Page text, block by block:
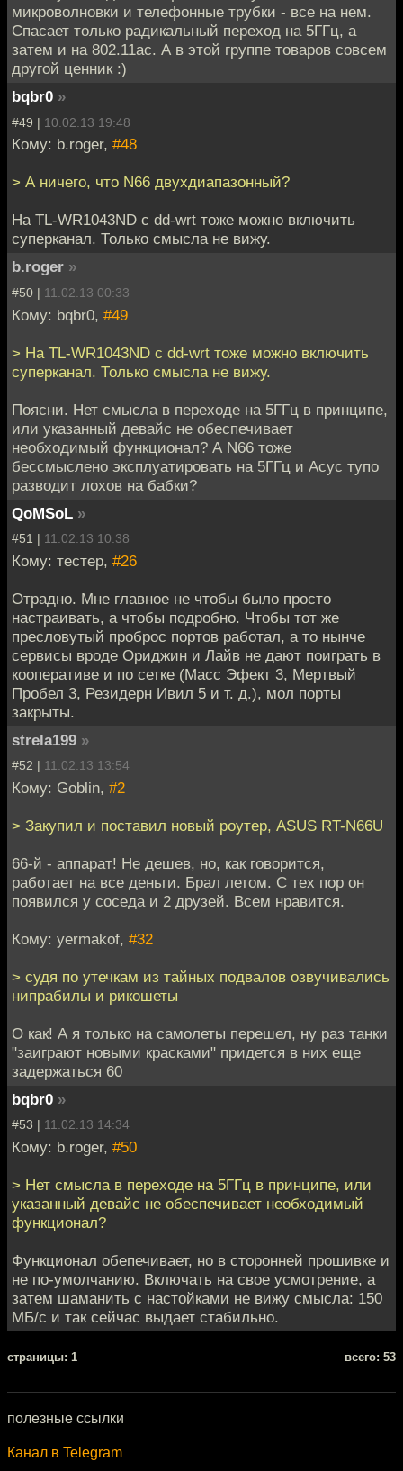
микроволновки и телефонные трубки - все на нем.
Спасает только радикальный переход на 5ГГц, а
затем и на 802.11ac. А в этой группе товаров совсем
другой ценник :)
bqbr0 »
#49 | 10.02.13 19:48
Кому: b.roger, #48
> А ничего, что N66 двухдиапазонный?
На TL-WR1043ND с dd-wrt тоже можно включить
суперканал. Только смысла не вижу.
b.roger »
#50 | 11.02.13 00:33
Кому: bqbr0, #49
> На TL-WR1043ND с dd-wrt тоже можно включить
суперканал. Только смысла не вижу.
Поясни. Нет смысла в переходе на 5ГГц в принципе,
или указанный девайс не обеспечивает
необходимый функционал? А N66 тоже
бессмыслено эксплуатировать на 5ГГц и Асус тупо
разводит лохов на бабки?
QoMSoL »
#51 | 11.02.13 10:38
Кому: тестер, #26
Отрадно. Мне главное не чтобы было просто
настраивать, а чтобы подробно. Чтобы тот же
пресловутый проброс портов работал, а то нынче
сервисы вроде Ориджин и Лайв не дают поиграть в
кооперативе и по сетке (Масс Эфект 3, Мертвый
Пробел 3, Резидерн Ивил 5 и т. д.), мол порты
закрыты.
strela199 »
#52 | 11.02.13 13:54
Кому: Goblin, #2
> Закупил и поставил новый роутер, ASUS RT-N66U
66-й - аппарат! Не дешев, но, как говорится,
работает на все деньги. Брал летом. С тех пор он
появился у соседа и 2 друзей. Всем нравится.
Кому: yermakof, #32
> судя по утечкам из тайных подвалов озвучивались
нипрабилы и рикошеты
О как! А я только на самолеты перешел, ну раз танки
"заиграют новыми красками" придется в них еще
задержаться 60
bqbr0 »
#53 | 11.02.13 14:34
Кому: b.roger, #50
> Нет смысла в переходе на 5ГГц в принципе, или
указанный девайс не обеспечивает необходимый
функционал?
Функционал обепечивает, но в сторонней прошивке и
не по-умолчанию. Включать на свое усмотрение, а
затем шаманить с настойками не вижу смысла: 150
МБ/с и так сейчас выдает стабильно.
cтраницы: 1 всего: 53
полезные ссылки
Канал в Telegram